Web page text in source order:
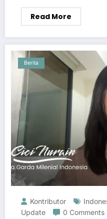
Read More
Berita
Kontributor
Update
0 Comments